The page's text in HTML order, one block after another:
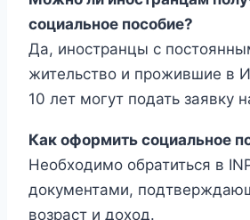
социальное пособие?
Да, иностранцы с
жительство и прожившие в
10 лет могут подать заявку
Как оформить социальное
Необходимо обратиться в
документами,
возраст и доход.